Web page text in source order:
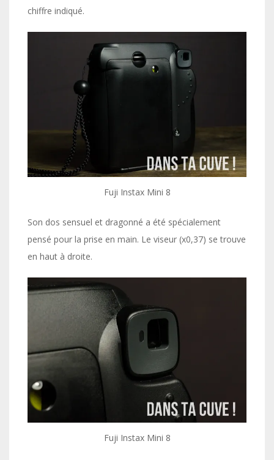
chiffre indiqué.
Fuji Instax Mini 8
Son dos sensuel et dragonné a été spécialement
pensé pour la prise en main. Le viseur (x0,37) se trouve
en haut à droite.
Fuji Instax Mini 8